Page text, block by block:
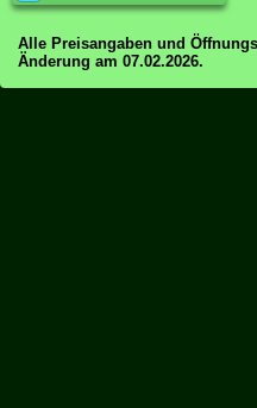
Alle Preisangaben und
Änderung am 07.02.2026.